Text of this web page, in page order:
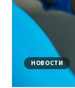
НОВОСТИ